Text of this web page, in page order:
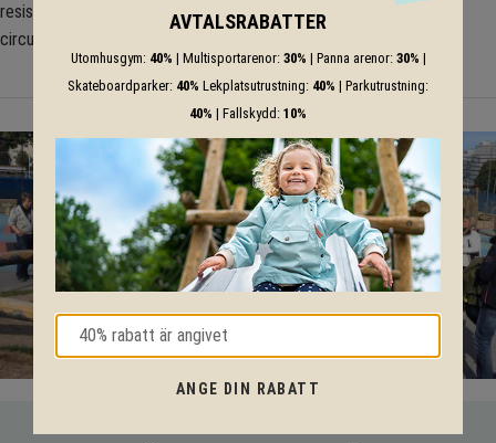
resistant surface of rubber granulate and four flower-seats, the
circulus4 roundabout is in a class of its own.
AVTALSRABATTER
Utomhusgym: 40% | Multisportarenor: 30% | Panna arenor: 30% |
Skateboardparker: 40% Lekplatsutrustning: 40% | Parkutrustning:
40% | Fallskydd: 10%
ANGE DIN RABATT